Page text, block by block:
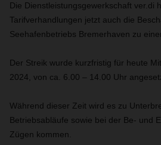
Die Dienstleistungsgewerkschaft ver.di
Tarifverhandlungen jetzt auch die
Seehafenbetriebs Bremerhaven zu
Der Streik wurde kurzfristig für heute
2024, von ca. 6.00 – 14.00 Uhr
Während dieser Zeit wird es zu
Betriebsabläufe sowie bei der Be- und
Zügen kommen.